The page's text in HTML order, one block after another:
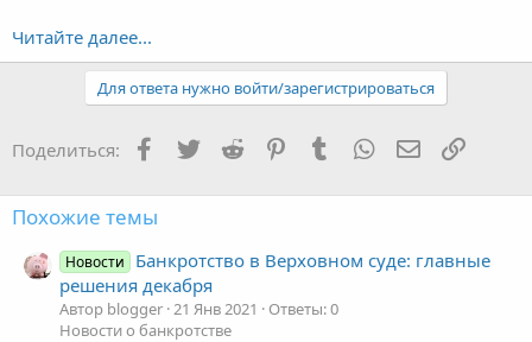
Читайте далее...
Для ответа нужно войти/зарегистрироваться
Поделиться: Facebook
TwitterReddit PinterestTumblr WhatsApp Ссылка
Похожие темы
Новости
Банкротство в Верховном суде: главные
решения декабря
Автор blogger 21 Янв 2021
Ответы: 0
Новости о банкротстве